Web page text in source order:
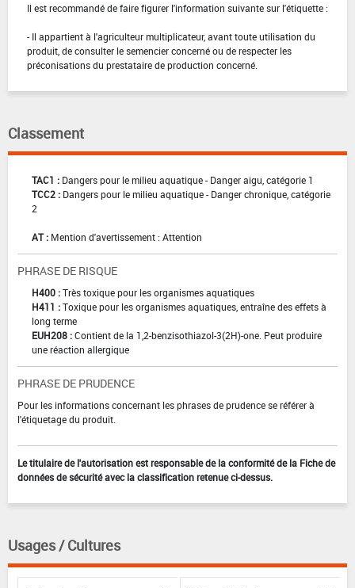
Il est recommandé de faire figurer l'information suivante sur l'étiquette :
- Il appartient à l'agriculteur multiplicateur, avant toute utilisation du
produit, de consulter le semencier concerné ou de respecter les
préconisations du prestataire de production concerné.
Classement
TAC1 : Dangers pour le milieu aquatique - Danger aigu, catégorie 1
TCC2 : Dangers pour le milieu aquatique - Danger chronique, catégorie
2
AT : Mention d'avertissement : Attention
PHRASE DE RISQUE
H400 :Très toxique pour les organismes aquatiques
H411 :Toxique pour les organismes aquatiques, entraîne des effets à
long terme
EUH208 :Contient de la 1,2-benzisothiazol-3(2H)-one. Peut produire
une réaction allergique
PHRASE DE PRUDENCE
Pour les informations concernant les phrases de prudence se référer à
l'étiquetage du produit.
Le titulaire de l'autorisation est responsable de la conformité de la Fiche de
données de sécurité avec la classification retenue ci-dessus.
Usages / Cultures